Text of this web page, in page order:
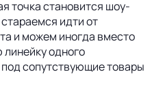
точка становится шоу-
идти от
и можем иногда вместо
одного
сопутствующие товары